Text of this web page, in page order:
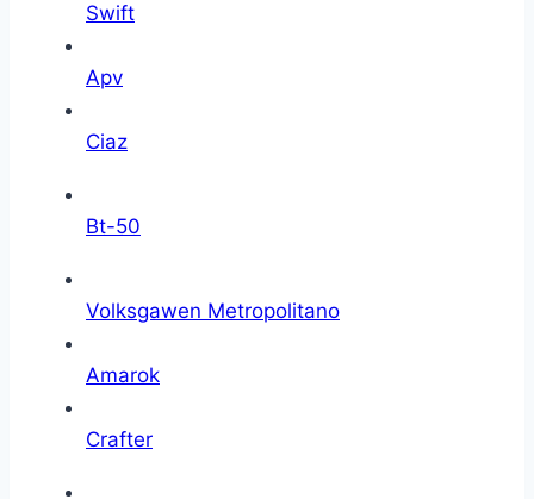
Swift
Apv
Ciaz
Bt-50
Volksgawen Metropolitano
Amarok
Crafter